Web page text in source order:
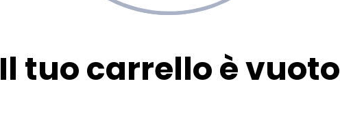
Il tuo carrello è vuoto